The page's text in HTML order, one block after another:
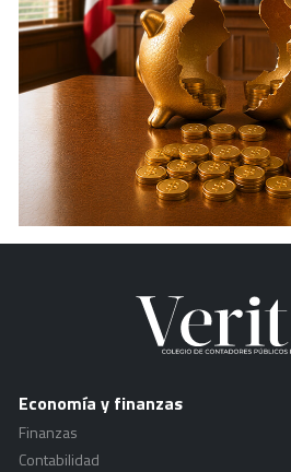
Economía y finanzas
Finanzas
Contabilidad